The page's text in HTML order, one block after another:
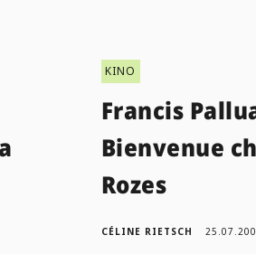
KINO
Francis
Bienvenue
Rozes
CÉLINE RIETSCH